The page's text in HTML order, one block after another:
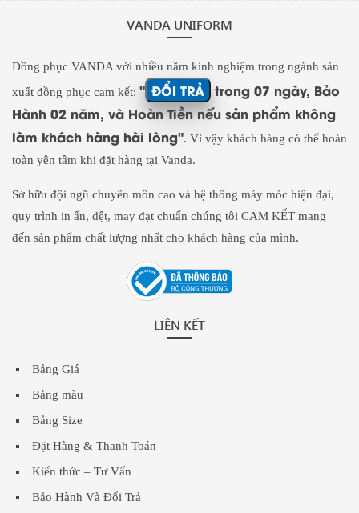
VANDA UNIFORM
Đồng phục VANDA với nhiều năm kinh nghiệm trong ngành sản
xuất đồng phục cam kết: " ĐỔI TRẢ
trong 07 ngày, Bảo
Hành 02 năm, và Hoàn Tiền nếu sản phẩm không
làm khách hàng hài lòng". Vì vậy khách hàng có thể hoàn
toàn yên tâm khi đặt hàng tại Vanda.
Sở hữu đội ngũ chuyên môn cao và hệ thống máy móc hiện đại,
quy trình in ấn, dệt, may đạt chuẩn chúng tôi CAM KẾT mang
đến sản phẩm chất lượng nhất cho khách hàng của mình.
LIÊN KẾT
Bảng Giá
Bảng màu
Bảng Size
Đặt Hàng & Thanh Toán
Kiến thức – Tư Vấn
Bảo Hành Và Đổi Trả